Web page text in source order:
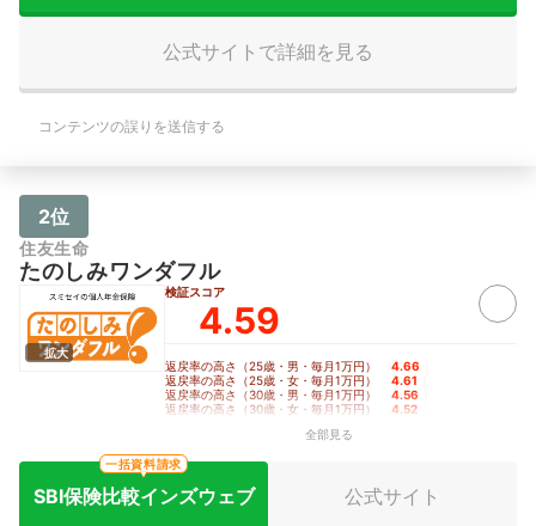
公式サイトで詳細を見る
コンテンツの誤りを送信する
2位
住友生命
たのしみワンダフル
拡大
検証スコア
4.59
返戻率の高さ（25歳・男・毎月1万円） 4.66
返戻率の高さ（25歳・女・毎月1万円） 4.61
返戻率の高さ（30歳・男・毎月1万円） 4.56
返戻率の高さ（30歳・女・毎月1万円） 4.52
返戻率の高さ（35歳・女・毎月1万円）
返戻率の高さ（40歳・男・毎月1万円）
返戻率の高さ（40歳・女・毎月1万円）
全部見る
SBI保険比較インズウェブ
一括資料請求
公式サイト